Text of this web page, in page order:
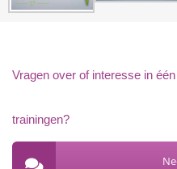
Vragen over of interesse in
trainingen?